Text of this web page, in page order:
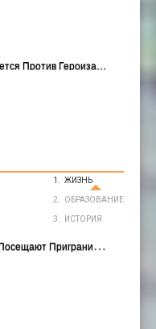
Еврейская Община Хорватии Борется Против Героизаци…
ЖИЗНЬ
ОБРАЗОВАНИЕ
ИСТОРИЯ
В
Енгерские Покупатели Массово Посещают Приграничные Хорватские Города